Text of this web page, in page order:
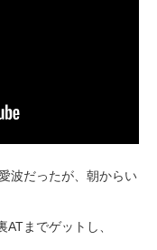
波だったが、朝からい
までゲットし、